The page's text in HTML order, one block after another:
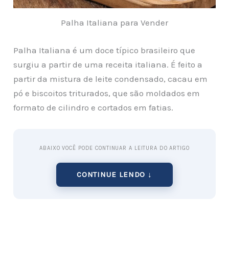
Palha Italiana para Vender
Palha Italiana é um doce típico brasileiro que
surgiu a partir de uma receita italiana. É feito a
partir da mistura de leite condensado, cacau em
pó e biscoitos triturados, que são moldados em
formato de cilindro e cortados em fatias.
ABAIXO VOCÊ PODE CONTINUAR A LEITURA DO ARTIGO
CONTINUE LENDO ↓